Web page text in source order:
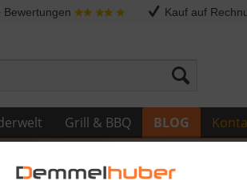
Bewertungen Kauf auf
Grill & BBQ BLOG